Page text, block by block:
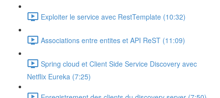
Exploiter le service avec RestTemplate (10:32)
Associations entre entites et API ReST (11:09)
Spring cloud et Client Side Service Discovery avec
Netflix Eureka (7:25)